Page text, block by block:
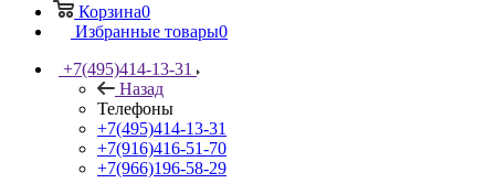
Корзина0
Избранные товары0
+7(495)414-13-31
Назад
Телефоны
+7(495)414-13-31
+7(916)416-51-70
+7(966)196-58-29